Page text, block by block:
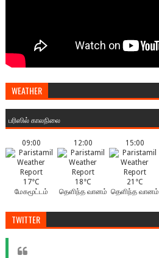
WEATHER
பரிஸில் காலநிலை
09:00
17°C
மேகமூட்டம்
12:00
18°C
தெளிந்த வானம்
15:00
21°C
தெளிந்த வானம்
TWITTER